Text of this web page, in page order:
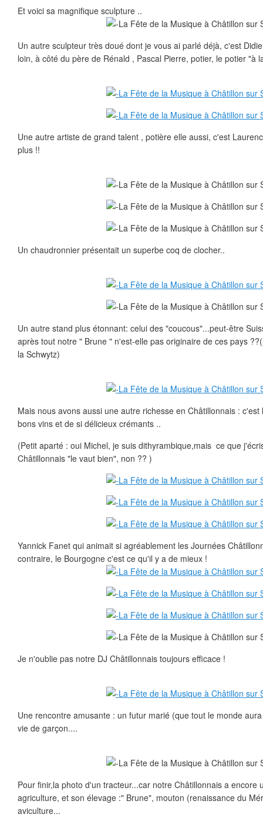
Et voici sa magnifique sculpture ..
Un autre sculpteur très doué dont je vous ai parlé déjà, c'est
loin, à côté du père de Rénald , Pascal Pierre, potier, le potier "à
Une autre artiste de grand talent , potière elle aussi, c'est
plus !!
Un chaudronnier présentait un superbe coq de clocher..
Un autre stand plus étonnant: celui des "coucous"...peut-être
après tout notre " Brune " n'est-elle pas originaire de ces pays
la Schwytz)
Mais nous avons aussi une autre richesse en Châtillonnais :
bons vins et de si délicieux crémants ..
(Petit aparté : oui Michel, je suis dithyrambique,mais ce que
Châtillonnais "le vaut bien", non ?? )
Yannick Fanet qui animait si agréablement les Journées
contraire, le Bourgogne c'est ce qu'il y a de mieux !
Je n'oublie pas notre DJ Châtillonnais toujours efficace !
Une rencontre amusante : un futur marié (que tout le monde
vie de garçon....
Pour finir,la photo d'un tracteur...car notre Châtillonnais a encore
agriculture, et son élevage :" Brune", mouton (renaissance du
aviculture...